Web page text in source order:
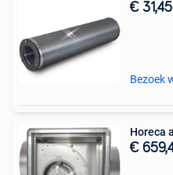
€ 31,45
Bezoek
Horeca
€